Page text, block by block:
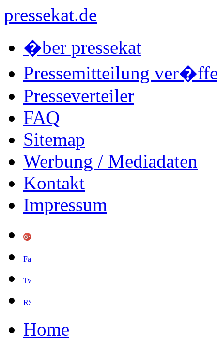
pressekat.de
�ber pressekat
Pressemitteilung
Presseverteiler
FAQ
Sitemap
Werbung / Mediadaten
Kontakt
Impressum
Home